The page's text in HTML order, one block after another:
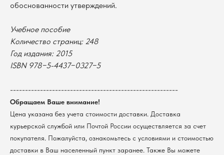
обоснованности утверждений.
Учебное пособие
Количество страниц: 248
Год издания: 2015
ISBN 978−5-4437−0327−5
--------------------------------------------------------
Обращаем Ваше внимание!
Цена указана без учета стоимости доставки. Доставка
курьерской службой или Почтой России осуществляется за счет
покупателя. Пожалуйста, ознакомьтесь с условиями и стоимостью
доставки в Ваш населенный пункт заранее. Также Вы можете
Политика обработки персональных данных
Новосибирский государственный
г. Новосибирск, ул. Пирогова, 3
КПП 540801001